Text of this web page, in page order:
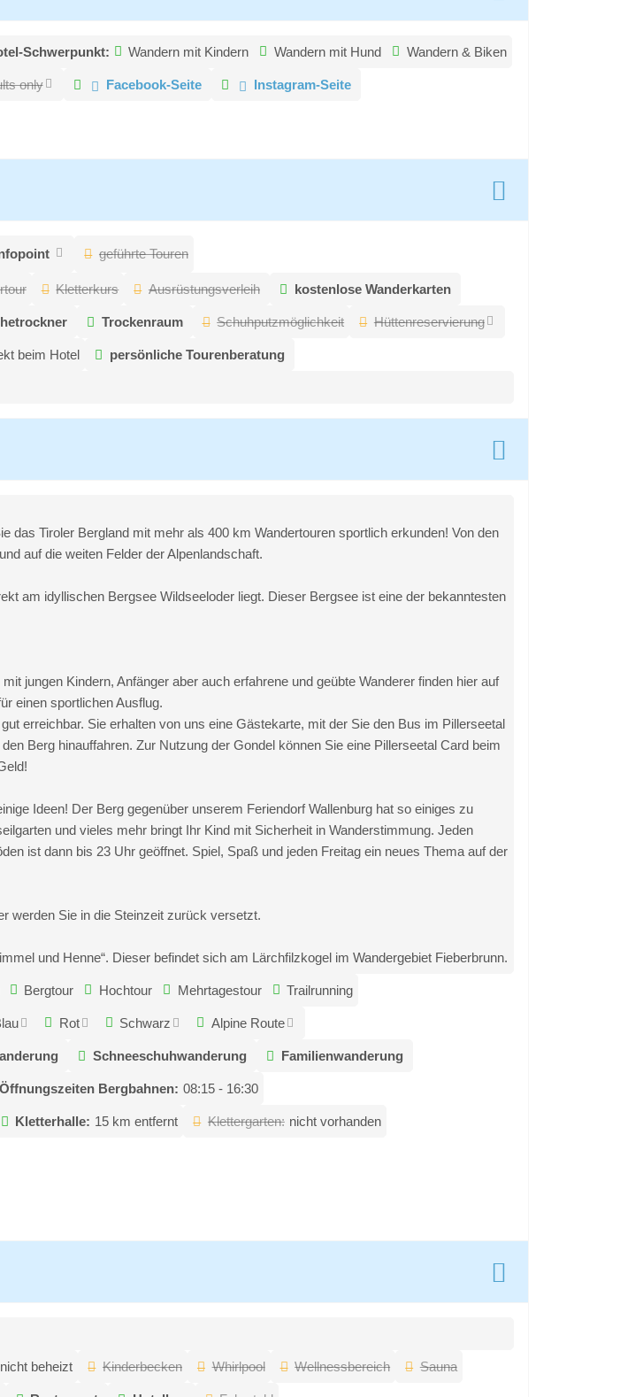
Schwerpunkt: Wandern mit Kindern Wandern mit Hund Wandern & Biken
only Facebook-Seite Instagram-Seite
geführte Touren
Kletterkurs Ausrüstungsverleih kostenlose Wanderkarten
Trockenraum Schuhputzmöglichkeit Hüttenreservierung
beim Hotel persönliche Tourenberatung
das Tiroler Bergland mit mehr als 400 km Wandertouren sportlich erkunden! Von den
auf die weiten Felder der Alpenlandschaft.
am idyllischen Bergsee Wildseeloder liegt. Dieser Bergsee ist eine der bekanntesten
jungen Kindern, Anfänger aber auch erfahrene und geübte Wanderer finden hier auf
einen sportlichen Ausflug.
erreichbar. Sie erhalten von uns eine Gästekarte, mit der Sie den Bus im Pillerseetal
Berg hinauffahren. Zur Nutzung der Gondel können Sie eine Pillerseetal Card beim
Ideen! Der Berg gegenüber unserem Feriendorf Wallenburg hat so einiges zu
und vieles mehr bringt Ihr Kind mit Sicherheit in Wanderstimmung. Jeden
ist dann bis 23 Uhr geöffnet. Spiel, Spaß und jeden Freitag ein neues Thema auf der
werden Sie in die Steinzeit zurück versetzt.
und Henne“. Dieser befindet sich am Lärchfilzkogel im Wandergebiet Fieberbrunn.
Bergtour Hochtour Mehrtagestour Trailrunning
Rot Schwarz Alpine Route
Schneeschuhwanderung Familienwanderung
Öffnungszeiten Bergbahnen: 08:15 - 16:30
Kletterhalle: 15 km entfernt Klettergarten: nicht vorhanden
beheizt Kinderbecken Whirlpool Wellnessbereich Sauna